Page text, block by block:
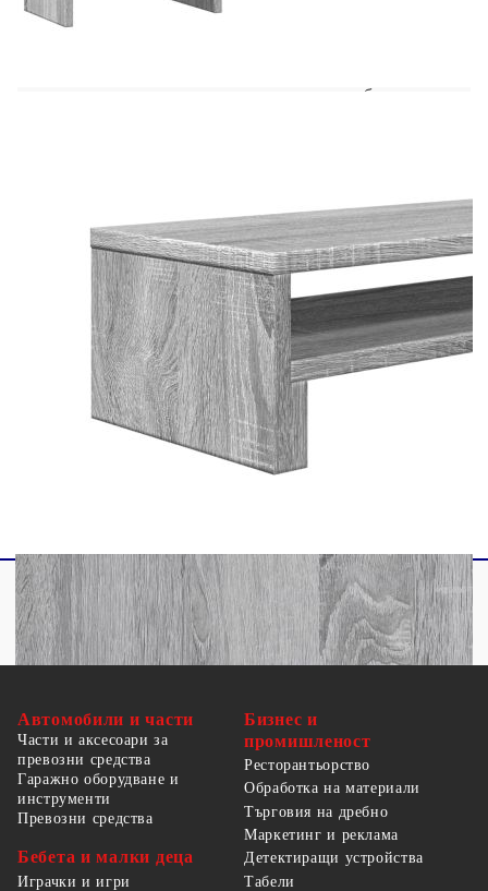
гледане и стил. Стабилен и издръжлив
разцепване, което я прави надежден избор за
без безпорядък.Лесна поддръжка: Благодарение
на гладката си повърхност платформата за
монитор се почиства лесно с влажна кърпа и
изисква по-малко поддръжка.
Цвят: Сив сонома
Материал: Инженерно дърво
Размери: 54 x 22 x 15 см (Д x Ш x В)
Макс. товароносимост: 25 кг
Необходим е монтаж
Автомобили и части
Части и аксесоари за
превозни средства
Гаражно оборудване и
инструменти
Превозни средства
Бебета и малки деца
Играчки и игри
Бизнес и
промишленост
Ресторантьорство
Обработка на материали
Търговия на дребно
Маркетинг и реклама
Детектиращи устройства
Табели